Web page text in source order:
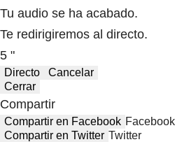
Tu audio se ha acabado.
Te redirigiremos al directo.
5 "
Directo
Cancelar
Cerrar
Compartir
Compartir en Facebook Facebook
Compartir en Twitter Twitter